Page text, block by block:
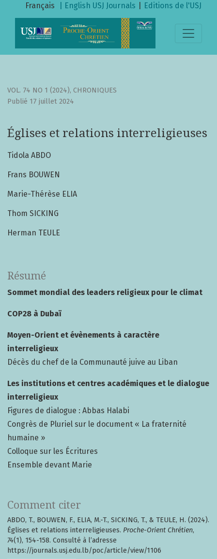
Églises et relations interreligieuses
Français | English USJ Journals Editions de l'USJ
VOL. 74 NO 1 (2024), CHRONIQUES
Églises et relations interreligieuses
Publié 17 juillet 2024
Tidola ABDO
Frans BOUWEN
Marie-Thérèse ELIA
Thom SICKING
Herman TEULE
Comment citer
ABDO, T., BOUWEN, F., ELIA, M.-T., SICKING, T., & TEULE, H. (2024).
Églises et relations interreligieuses. Proche-Orient Chrétien,
74(1), 154-158. Consulté à l’adresse
https://journals.usj.edu.lb/poc/article/view/1106
Résumé
Sommet mondial des leaders religieux pour le climat
COP28 à Dubaï
Moyen-Orient et évènements à caractère
interreligieux
Décès du chef de la Communauté juive au Liban
Les institutions et centres académiques et le dialogue
interreligieux
Figures de dialogue : Abbas Halabi
Congrès de Pluriel sur le document « La fraternité
humaine »
Colloque sur les Écritures
Ensemble devant Marie